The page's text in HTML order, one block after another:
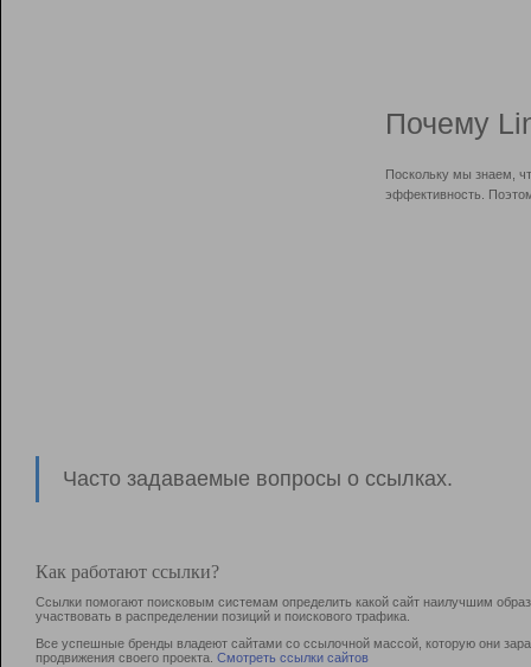
Почему
Поскольку мы знаем,
эффективность.
Часто задаваемые вопросы о ссылках.
Как работают ссылки?
Ссылки помогают поисковым системам определить какой сайт наилучшим
участвовать в раcпределении позиций и поискового трафика.
Все успешные бренды владеют сайтами со ссылочной массой, которую они
продвижения своего проекта. Смотреть ссылки сайтов